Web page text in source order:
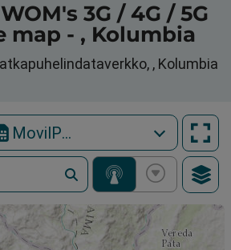
3G / 4G / 5G
map - , Kolumbia
, Kolumbia
MovilPT / WOM